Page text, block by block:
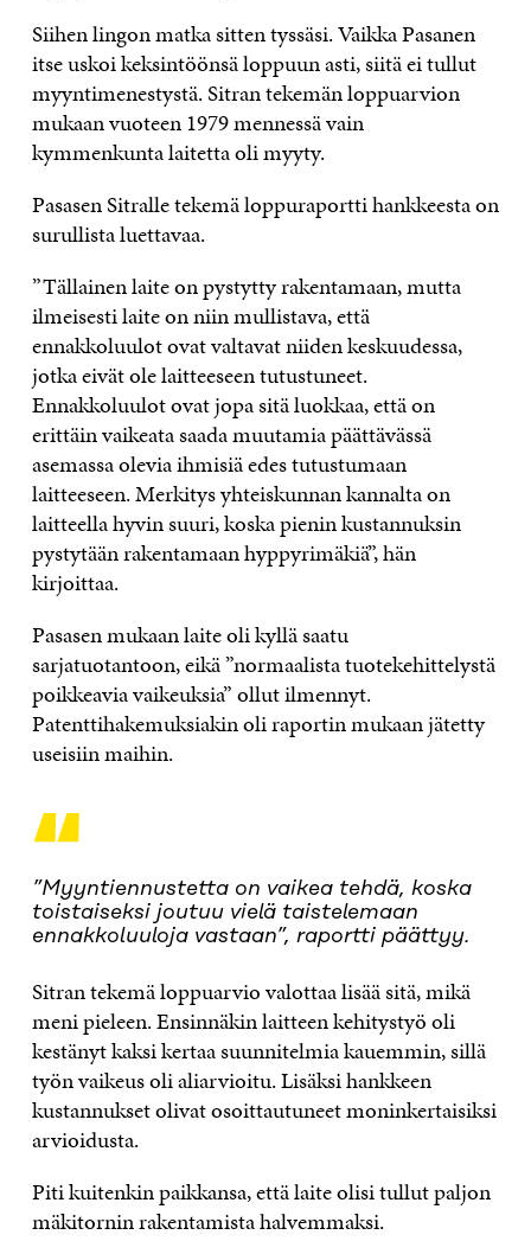
Siihen lingon matka sitten tyssäsi. Vaikka Pasanen
itse uskoi keksintöönsä loppuun asti, siitä ei tullut
myyntimenestystä. Sitran tekemän loppuarvion
mukaan vuoteen 1979 mennessä vain
kymmenkunta laitetta oli myyty.
Pasasen Sitralle tekemä loppuraportti hankkeesta on
surullista luettavaa.
”Tällainen laite on pystytty rakentamaan, mutta
ilmeisesti laite on niin mullistava, että
ennakkoluulot ovat valtavat niiden keskuudessa,
jotka eivät ole laitteeseen tutustuneet.
Ennakkoluulot ovat jopa sitä luokkaa, että on
erittäin vaikeata saada muutamia päättävässä
asemassa olevia ihmisiä edes tutustumaan
laitteeseen. Merkitys yhteiskunnan kannalta on
laitteella hyvin suuri, koska pienin kustannuksin
pystytään rakentamaan hyppyrimäkiä”, hän
kirjoittaa.
Pasasen mukaan laite oli kyllä saatu
sarjatuotantoon, eikä ”normaalista tuotekehittelystä
poikkeavia vaikeuksia” ollut ilmennyt.
Patenttihakemuksiakin oli raportin mukaan jätetty
useisiin maihin.
“
”Myyntiennustetta on vaikea tehdä, koska
toistaiseksi joutuu vielä taistelemaan
ennakkoluuloja vastaan”, raportti päättyy.
Sitran tekemä loppuarvio valottaa lisää sitä, mikä
meni pieleen. Ensinnäkin laitteen kehitystyö oli
kestänyt kaksi kertaa suunnitelmia kauemmin, sillä
työn vaikeus oli aliarvioitu. Lisäksi hankkeen
kustannukset olivat osoittautuneet moninkertaisiksi
arvioidusta.
Piti kuitenkin paikkansa, että laite olisi tullut paljon
mäkitornin rakentamista halvemmaksi.